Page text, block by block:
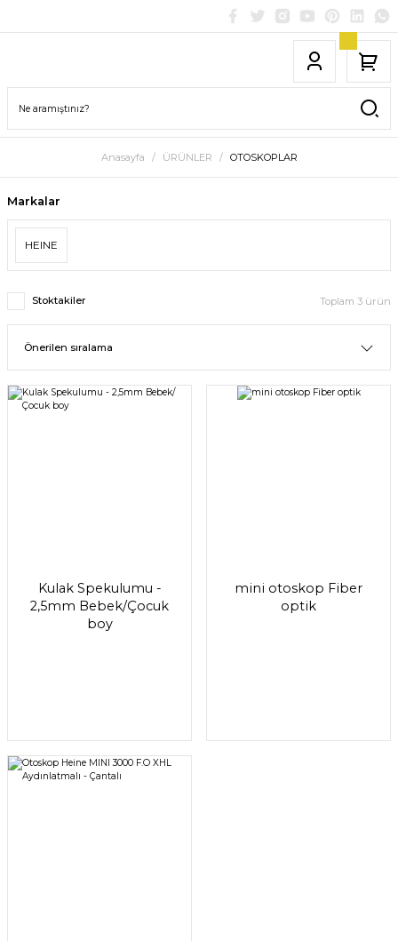
Anasayfa ÜRÜNLER OTOSKOPLAR
Markalar
HEINE
Stoktakiler Toplam 3 ürün
Kulak Spekulumu -
2,5mm Bebek/Çocuk
boy
mini otoskop Fiber
optik